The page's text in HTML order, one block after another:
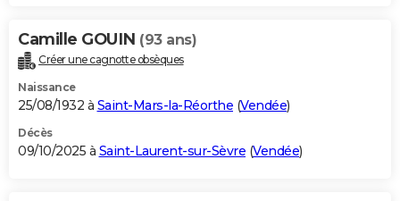
Camille GOUIN (93 ans)
Créer une cagnotte obsèques
Naissance
25/08/1932 à Saint-Mars-la-Réorthe (Vendée)
Décès
09/10/2025 à Saint-Laurent-sur-Sèvre (Vendée)